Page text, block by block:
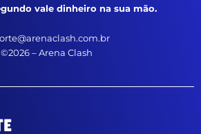
vale dinheiro na sua mão.
©2026 – Arena Clash